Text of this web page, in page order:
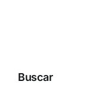
Buscar